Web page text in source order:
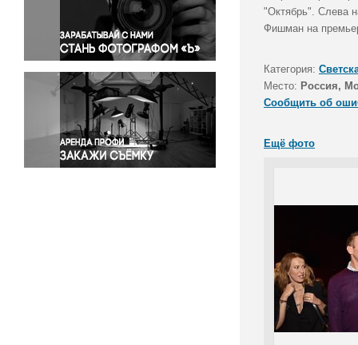
Правосудие
Происшествия и конфликты
Религия
Светская жизнь
Спорт
Экология
Экономика и бизнес
"Октябрь". Слева
Фишман на
Категория:
Место: Россия,
Сообщить об
Ещё фото